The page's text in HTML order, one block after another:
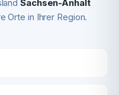
Sachsen-Anhalt
Orte in Ihrer Region.